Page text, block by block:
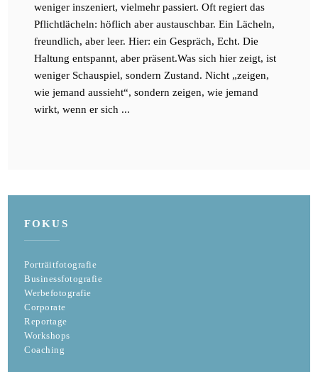
weniger inszeniert, vielmehr passiert. Oft regiert das
Pflichtlächeln: höflich aber austauschbar. Ein Lächeln,
freundlich, aber leer. Hier: ein Gespräch, Echt. Die
Haltung entspannt, aber präsent.Was sich hier zeigt, ist
weniger Schauspiel, sondern Zustand. Nicht „zeigen,
wie jemand aussieht“, sondern zeigen, wie jemand
wirkt, wenn er sich ...
FOKUS
Porträitfotografie
Businessfotografie
Werbefotografie
Corporate
Reportage
Workshops
Coaching